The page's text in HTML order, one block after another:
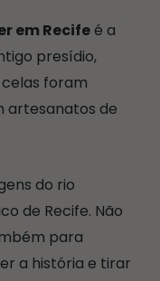
em Recifeé a
presídio,
celas foram
artesanatos de
do rio
de Recife. Não
para
a história e tirar